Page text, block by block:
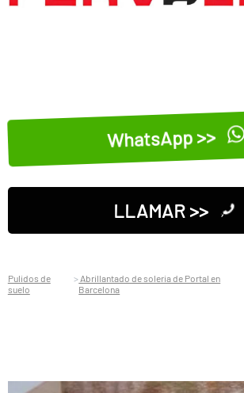
WhatsApp >>
LLAMAR >>
Pulidos de
suelo
Abrillantado de soleria de Portal en
Barcelona